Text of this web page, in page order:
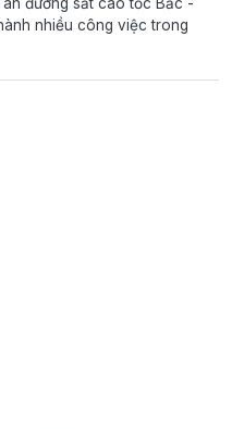
nhiều công việc trong